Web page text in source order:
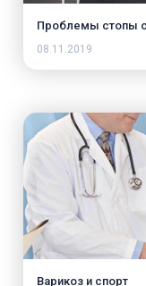
Проблемы стопы
08.11.2019
Варикоз и спорт